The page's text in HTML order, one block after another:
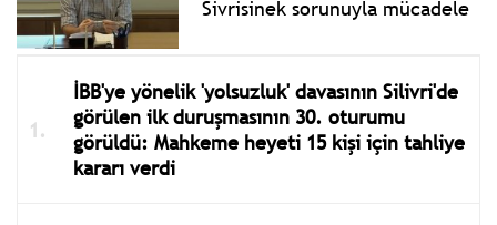
Sivrisinek sorunuyla mücadele
İBB'ye yönelik 'yolsuzluk' davasının Silivri'de
görülen ilk duruşmasının 30. oturumu
görüldü: Mahkeme heyeti 15 kişi için tahliye
kararı verdi